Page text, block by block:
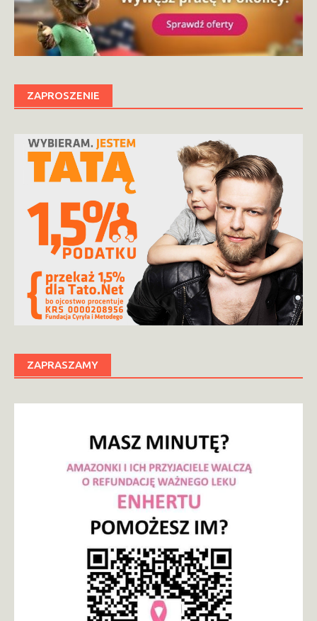
ZAPROSZENIE
ZAPRASZAMY